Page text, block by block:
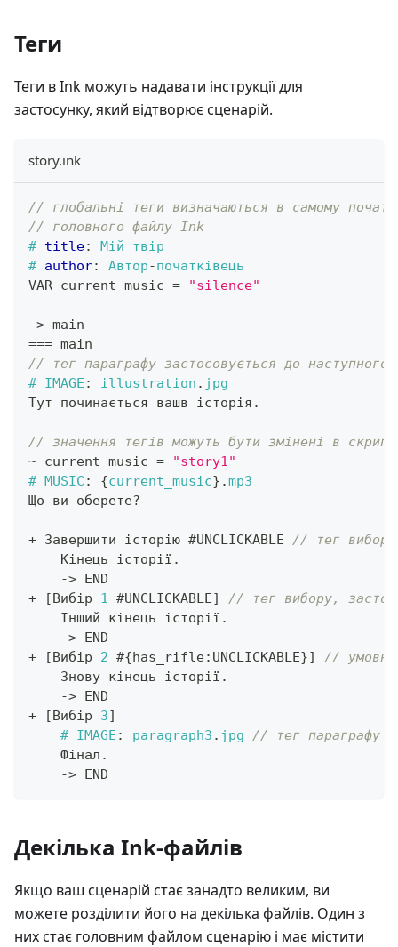
Теги
Теги в Ink можуть надавати інструкції для
застосунку, який відтворює сценарій.
story.ink
// глобальні теги визначаються в самому
// головного файлу Ink
# title:
Мій твір
# author: Автор-початківець
VAR current_music = "silence"
-> main
=== main
// тег параграфу застосовується до наступного
# IMAGE : illustration . jpg
Тут починається вашв історія .
// значення тегів можуть бути змінені в
~ current_music =
"story1"
# MUSIC : {current_music} .mp3
Що ви оберете?
+ Завершити історію #UNCLICKABLE // тег вибору
    Кінець історії
.
-> END
+
[Вибір 1 #UNCLICKABLE]
// тег вибору,
    Інший кінець історії
.
-> END
+
[Вибір 2 #{has_rifle: UNCLICKABLE}]
//
    Знову кінець історії
.
-> END
+
[Вибір 3]
# IMAGE : paragraph3 . jpg // тег параграфу
    Фінал
.
-> END
Декілька Ink-файлів
Якщо ваш сценарій стає занадто великим, ви
можете розділити його на декілька файлів. Один з
них стає головним файлом сценарію і має містити